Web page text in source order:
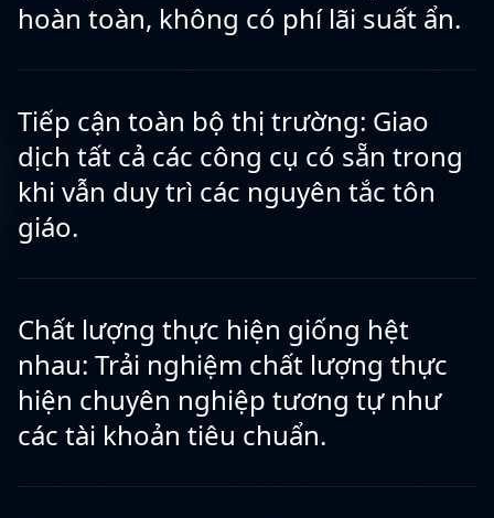
hoàn toàn, không có phí lãi suất ẩn.
Tiếp cận toàn bộ thị trường: Giao
dịch tất cả các công cụ có sẵn trong
khi vẫn duy trì các nguyên tắc tôn
giáo.
Chất lượng thực hiện giống hệt
nhau: Trải nghiệm chất lượng thực
hiện chuyên nghiệp tương tự như
các tài khoản tiêu chuẩn.